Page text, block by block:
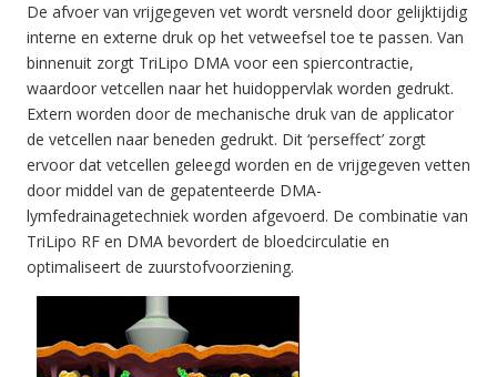
De afvoer van vrijgegeven vet wordt versneld door gelijktijdig
interne en externe druk op het vetweefsel toe te passen. Van
binnenuit zorgt TriLipo DMA voor een spiercontractie,
waardoor vetcellen naar het huidoppervlak worden gedrukt.
Extern worden door de mechanische druk van de applicator
de vetcellen naar beneden gedrukt. Dit ‘perseffect’ zorgt
ervoor dat vetcellen geleegd worden en de vrijgegeven vetten
door middel van de gepatenteerde DMA-
lymfedrainagetechniek worden afgevoerd. De combinatie van
TriLipo RF en DMA bevordert de bloedcirculatie en
optimaliseert de zuurstofvoorziening.